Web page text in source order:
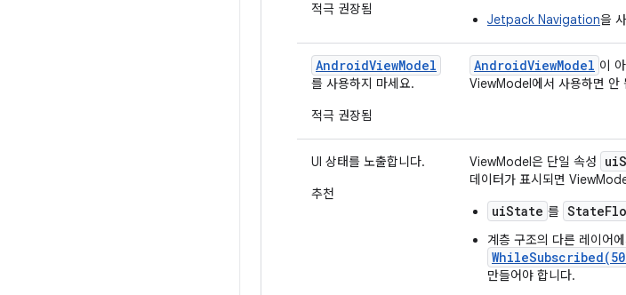
적극 권장됨
Jetpack Navigation을
AndroidViewModel
를 사용하지 마세요.
적극 권장됨
AndroidViewModel 이
ViewModel에서 사용하면 안
UI 상태를 노출합니다.
추천
ViewModel은 단일 속성
데이터가 표시되면
uiState 를
계층 구조의 다른 레이어
만들어야 합니다.